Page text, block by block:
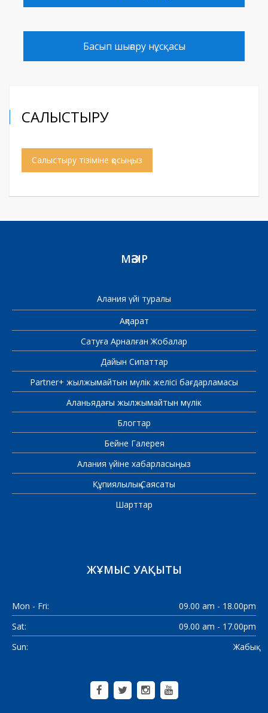
Басып шығару нұсқасы
САЛЫСТЫРУ
Салыстыру тізіміне қосыңыз
МӘЗІР
Алания үйі туралы
Ақпарат
Сатуға Арналған Жобалар
Дайын Сипаттар
Partner+ жылжымайтын мүлік желісі бағдарламасы
Аланьядағы жылжымайтын мүлік
Блогтар
Бейне Галерея
Алания үйіне хабарласыңыз
Құпиялылық Саясаты
Шарттар
ЖҰМЫС УАҚЫТЫ
Mon - Fri:
09.00 am - 18.00pm
Sat:
09.00 am - 17.00pm
Sun:
Жабық